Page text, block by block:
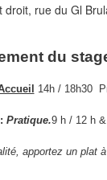
droit, rue du Gl
du
14h / 18h30
: Pratique.9 h / 12 h
apportez un plat